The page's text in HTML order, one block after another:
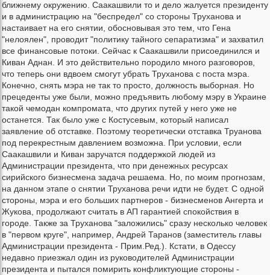
ближнему окружению. Саакашвили то и дело жалуется президенту
и в администрацию на "беспредел" со стороны Труханова и
настаивает на его снятии, обосновывая это тем, что Гена
"нелоялен", проводит "политику тайного сепаратизма" и захватил
все финансовые потоки. Сейчас к Саакашвили присоединился и
Киван Аднан. И это действительно породило много разговоров,
что теперь они вдвоем смогут убрать Труханова с поста мэра.
Конечно, снять мэра не так то просто, должность выборная. Но
прецеденты уже были, можно предъявить любому мэру в Украине
такой чемодан компромата, что других путей у него уже не
останется. Так было уже с Костусевым, который написал
заявление об отставке. Поэтому теоретически отставка Труанова
под перекрестным давлением возможна. При условии, если
Саакашвили и Киван заручатся поддержкой людей из
Администрации президента, что при денежных ресурсах
сирийского бизнесмена задача решаема. Но, по моим прогнозам,
на данном этапе о снятии Труханова речи идти не будет. С одной
стороны, мэра и его больших партнеров - бизнесменов Ангерта и
Жукова, продолжают считать в АП гарантией спокойствия в
городе. Также за Труханова "заложились" сразу несколько человек
в "первом круге", например, Андрей Таранов (заместитель главы
Администрации президента - Прим.Ред.). Кстати, в Одессу
недавно приезжал один из руководителей Администрации
президента и пытался помирить конфликтующие стороны -